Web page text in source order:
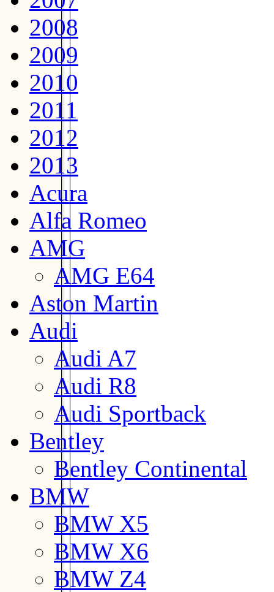
2008
2009
2010
2011
2012
2013
Acura
Alfa Romeo
AMG
AMG E64
Aston Martin
Audi
Audi A7
Audi R8
Audi Sportback
Bentley
Bentley Continental
BMW
BMW X5
BMW X6
BMW Z4